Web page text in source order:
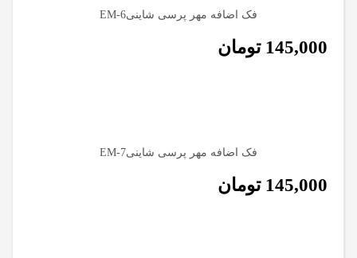
فک اضافه مهر پرسی شاینیEM-6
145,000 تومان
فک اضافه مهر پرسی شاینیEM-7
145,000 تومان